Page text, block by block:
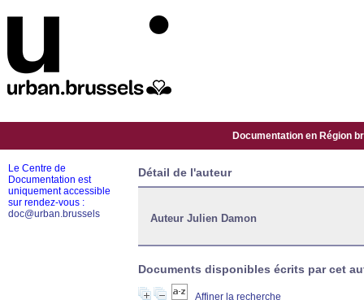
Documentation en Région
Détail de l'auteur
Auteur Julien Damon
Documents disponibles écrits par cet
Affiner la recherche
Le Centre de
Documentation est
uniquement accessible
sur rendez-vous :
doc@urban.brussels